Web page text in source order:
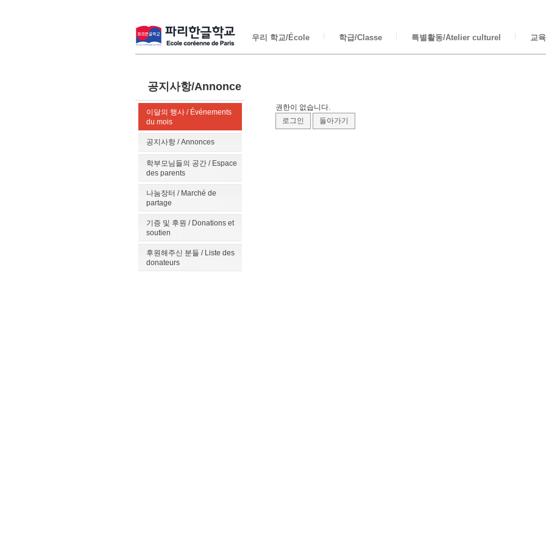
우리 학교/École 학급/Classe 특별활동/Atelier culturel 교
공지사항/Annonce
이달의 행사 / Événements
du mois
공지사항 / Annonces
학부모님들의 공간 / Espace
des parents
나눔장터 / Marché de
partage
기증 및 후원 / Donations et
soutien
후원해주신 분들 / Liste des
donateurs
권한이 없습니다.
로그인
돌아가기